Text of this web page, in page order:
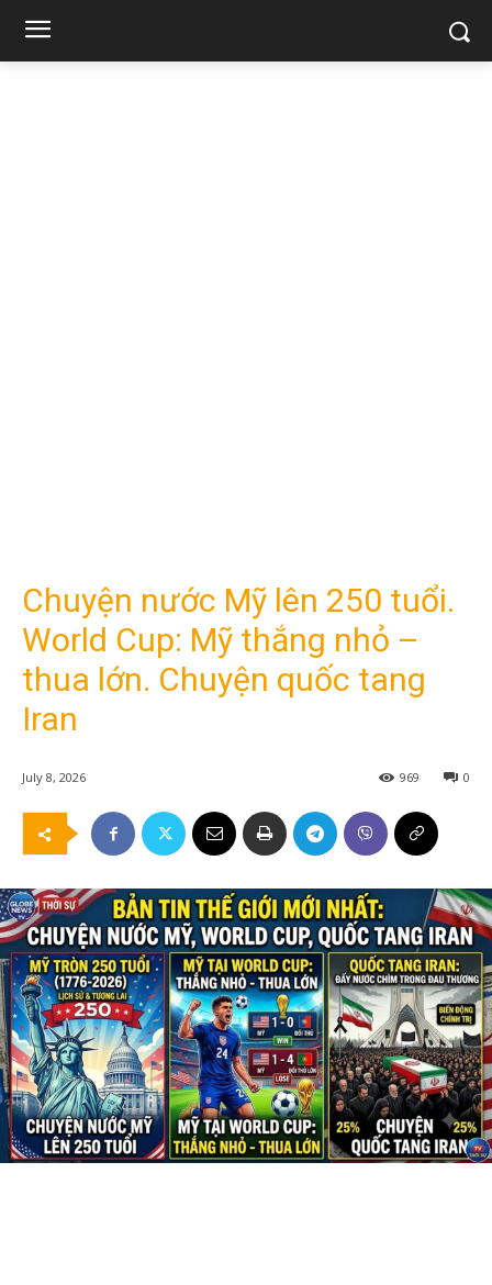
Chuyện nước Mỹ lên 250 tuổi.
World Cup: Mỹ thắng nhỏ –
thua lớn. Chuyện quốc tang
Iran
July 8, 2026 0
969